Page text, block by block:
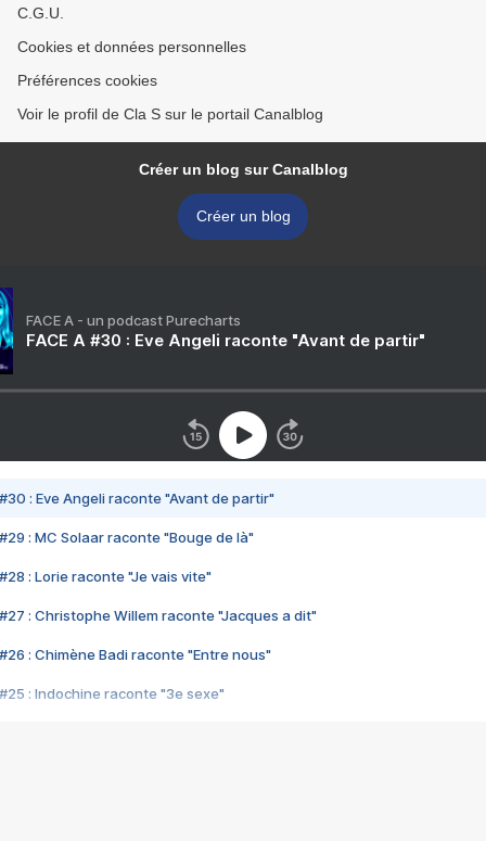
C.G.U.
Cookies et données personnelles
Préférences cookies
Voir le profil de Cla S sur le portail Canalblog
Créer un blog sur Canalblog
Créer un blog
FACE A - un podcast Purecharts
FACE A #30 : Eve Angeli raconte "Avant de partir"
#30 : Eve Angeli raconte "Avant de partir"
#29 : MC Solaar raconte "Bouge de là"
#28 : Lorie raconte "Je vais vite"
#27 : Christophe Willem raconte "Jacques a dit"
#26 : Chimène Badi raconte "Entre nous"
#25 : Indochine raconte "3e sexe"